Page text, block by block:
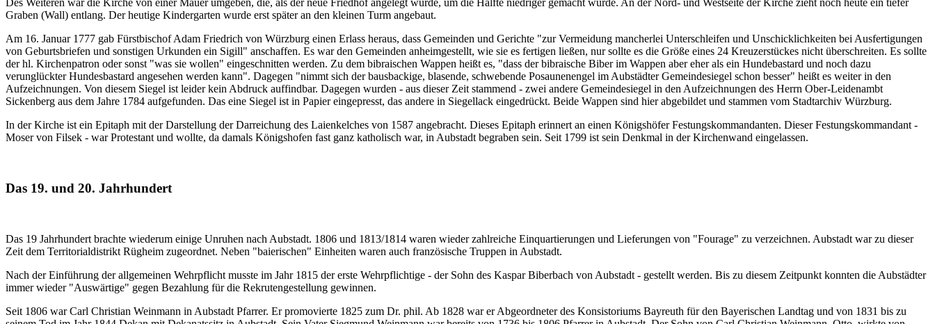
Des Weiteren war die Kirche von einer Mauer umgeben, die, als der neue Friedhof angelegt wurde, um die Hälfte niedriger gemacht wurde. An der Nord- und Westseite der Kirche zieht noch heute ein tiefer
Graben (Wall) entlang. Der heutige Kindergarten wurde erst später an den kleinen Turm angebaut.
Am 16. Januar 1777 gab Fürstbischof Adam Friedrich von Würzburg einen Erlass heraus, dass Gemeinden und Gerichte "zur Vermeidung mancherlei Unterschleifen und Unschicklichkeiten bei Ausfertigungen
von Geburtsbriefen und sonstigen Urkunden ein Sigill" anschaffen. Es war den Gemeinden anheimgestellt, wie sie es fertigen ließen, nur sollte es die Größe eines 24 Kreuzerstückes nicht überschreiten. Es sollte
der hl. Kirchenpatron oder sonst "was sie wollen" eingeschnitten werden. Zu dem bibraischen Wappen heißt es, "dass der bibraische Biber im Wappen aber eher als ein Hundebastard und noch dazu
verunglückter Hundesbastard angesehen werden kann". Dagegen "nimmt sich der bausbackige, blasende, schwebende Posaunenengel im Aubstädter Gemeindesiegel schon besser" heißt es weiter in den
Aufzeichnungen. Von diesem Siegel ist leider kein Abdruck auffindbar. Dagegen wurden - aus dieser Zeit stammend - zwei andere Gemeindesiegel in den Aufzeichnungen des Herrn Ober-Leidenambt
Sickenberg aus dem Jahre 1784 aufgefunden. Das eine Siegel ist in Papier eingepresst, das andere in Siegellack eingedrückt. Beide Wappen sind hier abgebildet und stammen vom Stadtarchiv Würzburg.
In der Kirche ist ein Epitaph mit der Darstellung der Darreichung des Laienkelches von 1587 angebracht. Dieses Epitaph erinnert an einen Königshöfer Festungskommandanten. Dieser Festungskommandant -
Moser von Filsek - war Protestant und wollte, da damals Königshofen fast ganz katholisch war, in Aubstadt begraben sein. Seit 1799 ist sein Denkmal in der Kirchenwand eingelassen.
Das 19. und 20. Jahrhundert
Das 19 Jahrhundert brachte wiederum einige Unruhen nach Aubstadt. 1806 und 1813/1814 waren wieder zahlreiche Einquartierungen und Lieferungen von "Fourage" zu verzeichnen. Aubstadt war zu dieser
Zeit dem Territorialdistrikt Rügheim zugeordnet. Neben "baierischen" Einheiten waren auch französische Truppen in Aubstadt.
Nach der Einführung der allgemeinen Wehrpflicht musste im Jahr 1815 der erste Wehrpflichtige - der Sohn des Kaspar Biberbach von Aubstadt - gestellt werden. Bis zu diesem Zeitpunkt konnten die Aubstädter
immer wieder "Auswärtige" gegen Bezahlung für die Rekrutengestellung gewinnen.
Seit 1806 war Carl Christian Weinmann in Aubstadt Pfarrer. Er promovierte 1825 zum Dr. phil. Ab 1828 war er Abgeordneter des Konsistoriums Bayreuth für den Bayerischen Landtag und von 1831 bis zu